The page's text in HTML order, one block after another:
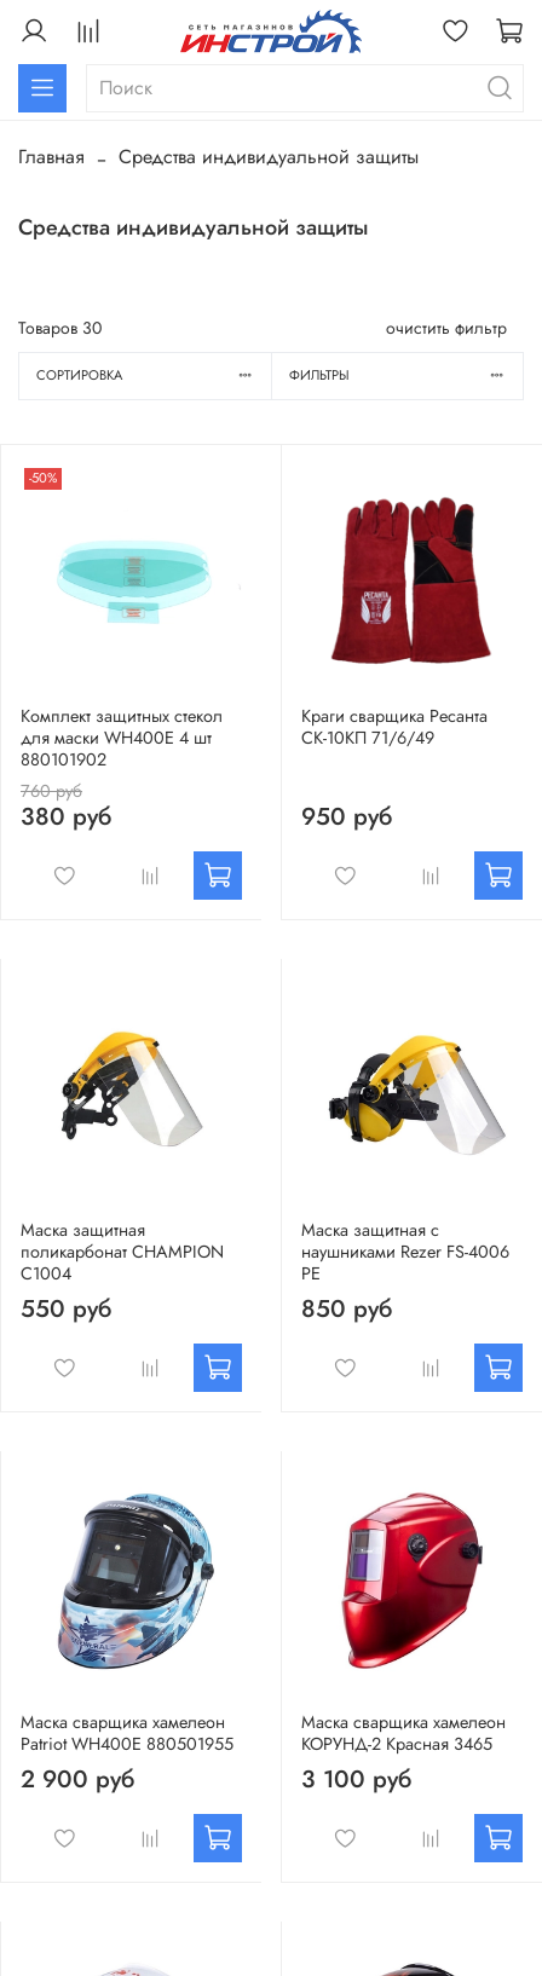
Главная Средства индивидуальной защиты
Средства индивидуальной защиты
Товаров 30 очистить фильтр
СОРТИРОВКА ФИЛЬТРЫ
-50%
Комплект защитных стекол
для маски WH400E 4 шт
880101902
760 руб
380 руб
Краги сварщика Ресанта
СК-10КП 71/6/49
950 руб
Маска защитная
поликарбонат CHAMPION
C1004
550 руб
Маска защитная с
наушниками Rezer FS-4006
PE
850 руб
Маска сварщика хамелеон
Patriot WH400E 880501955
2 900 руб
Маска сварщика хамелеон
КОРУНД-2 Красная 3465
3 100 руб